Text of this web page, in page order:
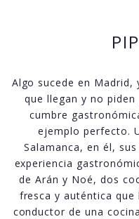
Algo sucede en Madrid,
que llegan y no
cumbre
ejemplo perfecto.
Salamanca, en él,
experiencia
de Arán y Noé, dos
fresca y auténtica
conductor de una